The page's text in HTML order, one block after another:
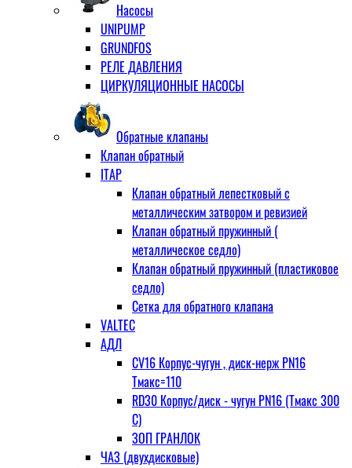
Насосы
UNIPUMP
GRUNDFOS
РЕЛЕ ДАВЛЕНИЯ
ЦИРКУЛЯЦИОННЫЕ НАСОСЫ
Обратные клапаны
Клапан обратный
ITAP
Клапан обратный лепестковый с
металлическим затвором и ревизией
Клапан обратный пружинный (
металлическое седло)
Клапан обратный пружинный (пластиковое
седло)
Сетка для обратного клапана
VALTEC
АДЛ
CV16 Корпус-чугун , диск-нерж PN16
Тмакс=110
RD30 Корпус/диск - чугун РN16 (Тмакс 300
С)
ЗОП ГРАНЛОК
ЧАЗ (двухдисковые)